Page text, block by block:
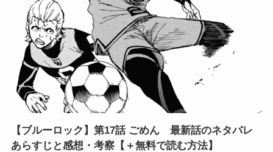
【ブルーロック】第17話 ごめん 最新話のネタバレ
あらすじと感想・考察【＋無料で読む方法】